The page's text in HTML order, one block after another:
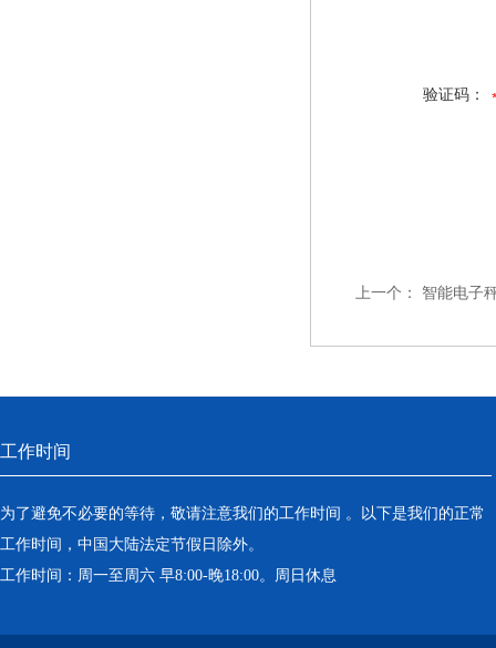
验证码：
上一个： 智能电子
工作时间
为了避免不必要的等待，敬请注意我们的工作时间 。以下是我们的正常
工作时间，中国大陆法定节假日除外。
工作时间：周一至周六 早8:00-晚18:00。周日休息